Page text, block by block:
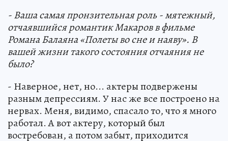
- Ваша самая пронзительная роль - мятежный,
отчаявшийся романтик Макаров в фильме
Романа Балаяна «Полеты во сне и наяву». В
вашей жизни такого состояния отчаяния не
было?
- Наверное, нет, но... актеры подвержены
разным депрессиям. У нас же все построено на
нервах. Меня, видимо, спасало то, что я много
работал. А вот актеру, который был
востребован, а потом забыт, приходится